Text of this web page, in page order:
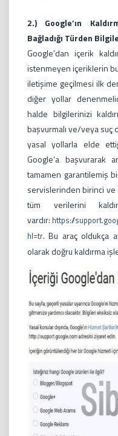
2.) Google’ın
Bağladığı Türden
Google’dan içerik
istenmeyen içeriklerin
iletişime geçilmesi ilk
diğer yollar
halde bilgilerinizi
başvurmalı ve/veya suç
yasal yollarla elde
Google’a başvurarak
tamamen garantilemiş
servislerinden birinci
tüm verilerini
vardır: https://
hl=tr. Bu araç oldukça
olarak doğru kaldırma